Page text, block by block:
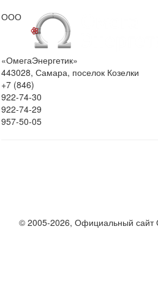
ООО
«ОмегаЭнергетик»
443028, Самара, поселок Козелки
+7 (846)
922-74-30
922-74-29
957-50-05
© 2005-2026, Официальный сайт